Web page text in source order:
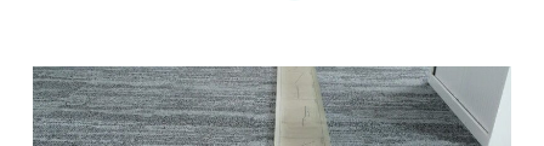
Identité